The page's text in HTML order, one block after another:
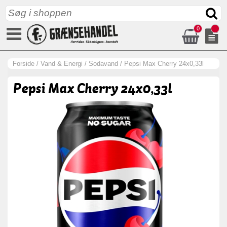
0
Forside / Vand & Energi / Sodavand / Pepsi Max Cherry 24x0,33l
Pepsi Max Cherry 24x0,33l